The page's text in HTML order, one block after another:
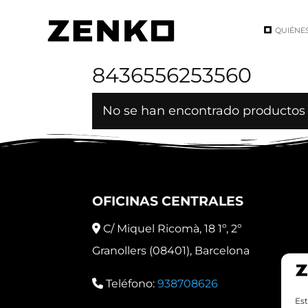
8436556253560
No se han encontrado
OFICINAS CENTRALES
C/ Miquel Ricomà, 18 1º, 2º
Granollers (08401), Barcelona
Teléfono: 938708626